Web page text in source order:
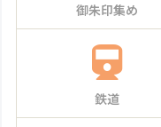
御朱印集め
鉄道